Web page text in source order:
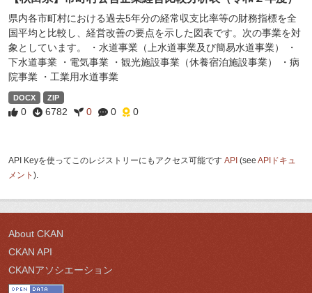
県内各市町村における過去5年分の経常収支比率等の財務指標を全
国平均と比較し、経営改善の要点を示した図表です。次の事業を対
象としています。 ・水道事業（上水道事業及び簡易水道事業） ・
下水道事業 ・電気事業 ・観光施設事業（休養宿泊施設事業） ・病
院事業 ・工業用水道事業
DOCX ZIP
0 6782 0 0 0
API Keyを使ってこのレジストリーにもアクセス可能です API (see APIドキュ
メント ).
About CKAN
CKAN API
CKANアソシエーション